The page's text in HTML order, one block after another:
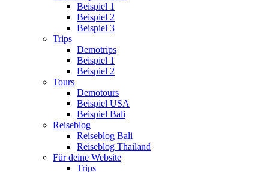
Beispiel 1
Beispiel 2
Beispiel 3
Trips
Demotrips
Beispiel 1
Beispiel 2
Tours
Demotours
Beispiel USA
Beispiel Bali
Reiseblog
Reiseblog Bali
Reiseblog Thailand
Für deine Website
Trips